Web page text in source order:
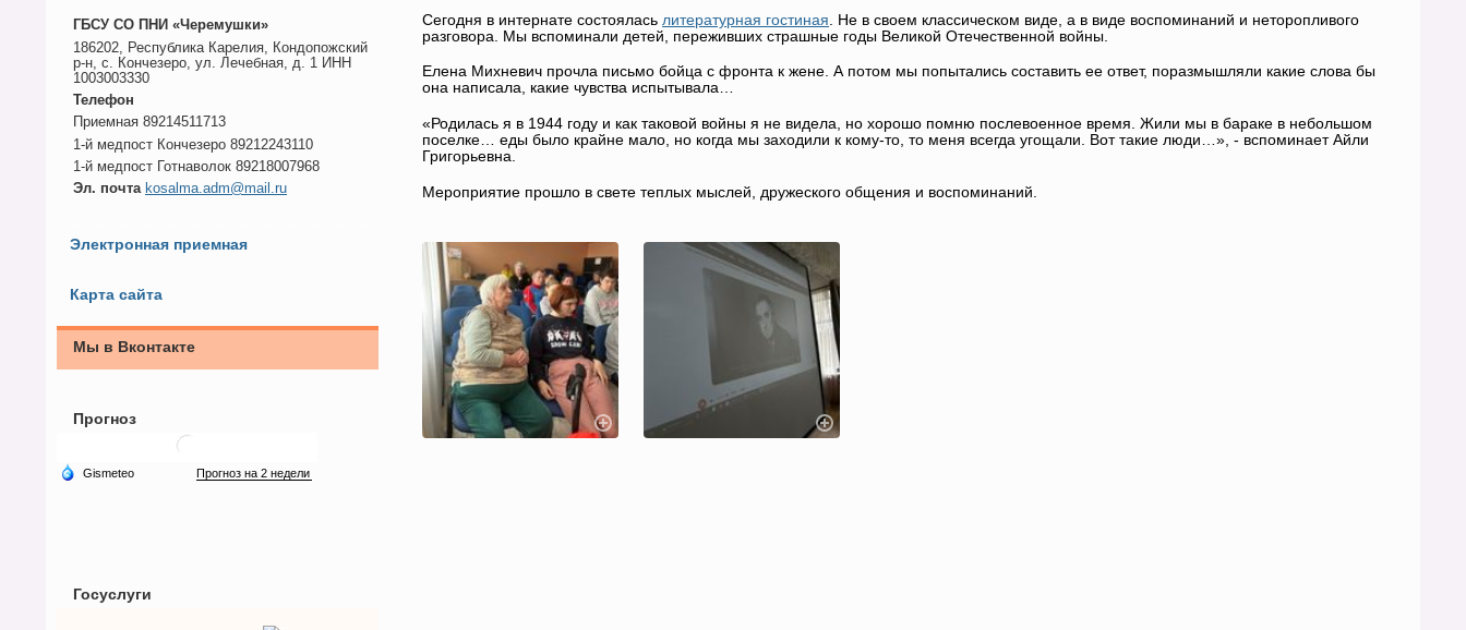
ГБСУ СО ПНИ «Черемушки»
186202, Республика Карелия, Кондопожский
р-н, с. Кончезеро, ул. Лечебная, д. 1 ИНН
1003003330
Телефон
Приемная 89214511713
1-й медпост Кончезеро 89212243110
1-й медпост Готнаволок 89218007968
Эл. почта kosalma.adm@mail.ru
Электронная приемная
Карта сайта
Мы в Вконтакте
Прогноз
Госуслуги
Сегодня в интернате состоялась литературная гостиная . Не в своем классическом виде, а в виде воспоминаний и неторопливого
разговора. Мы вспоминали детей, переживших страшные годы Великой Отечественной войны.
Елена Михневич прочла письмо бойца с фронта к жене. А потом мы попытались составить ее ответ, поразмышляли какие слова бы
она написала, какие чувства испытывала…
«Родилась я в 1944 году и как таковой войны я не видела, но хорошо помню послевоенное время. Жили мы в бараке в небольшом
поселке… еды было крайне мало, но когда мы заходили к кому-то, то меня всегда угощали. Вот такие люди…», - вспоминает Айли
Григорьевна.
Мероприятие прошло в свете теплых мыслей, дружеского общения и воспоминаний.